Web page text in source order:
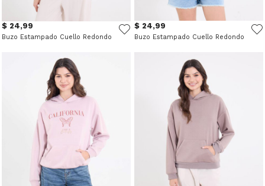
$ 24,99
Buzo Estampado Cuello Redondo
$ 24,99
Buzo Estampado Cuello Redondo